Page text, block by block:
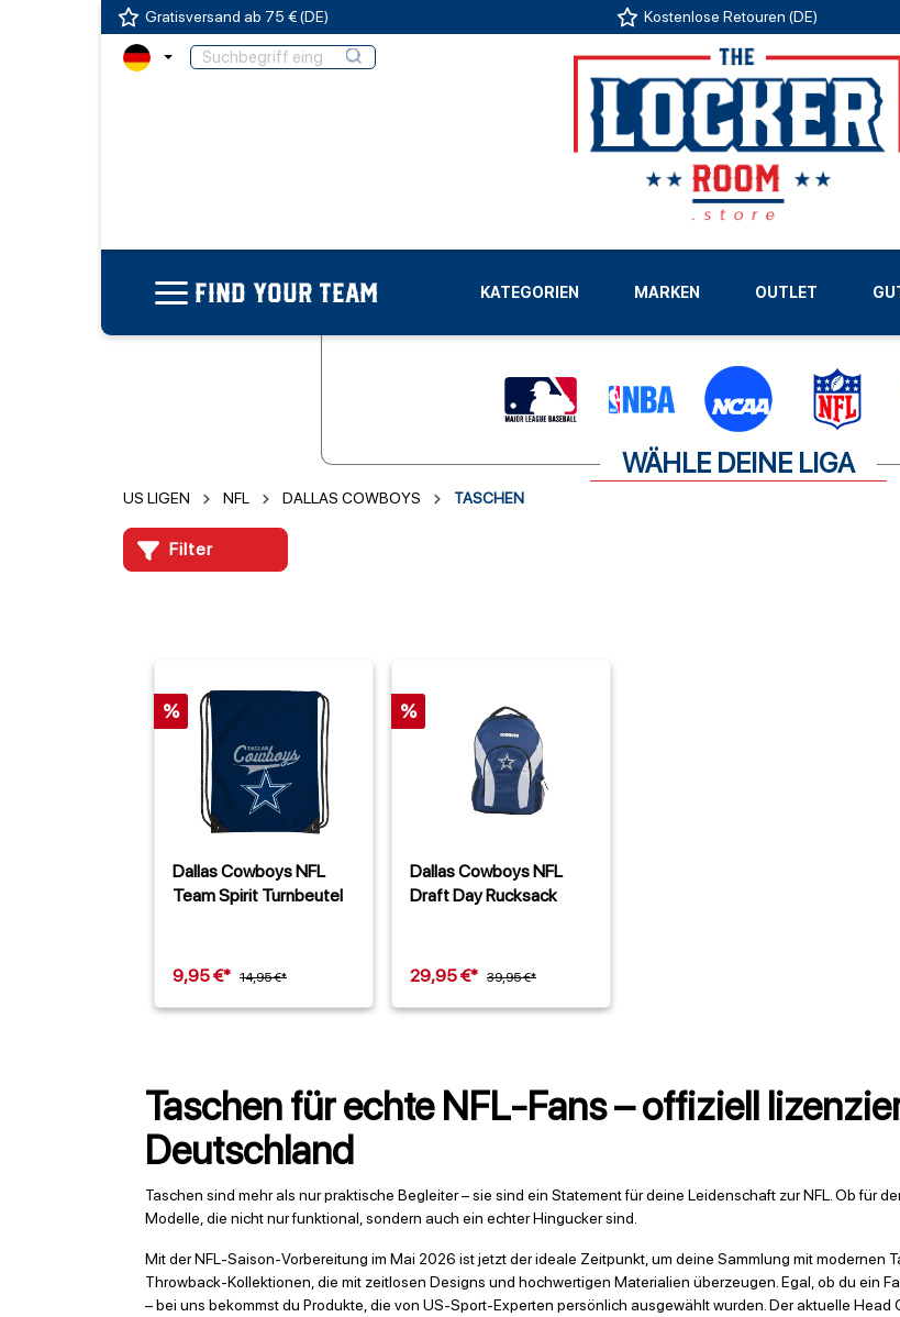
Gratisversand ab 75 € (DE) Kostenlose Retouren (DE)
FIND YOUR TEAM KATEGORIEN MARKEN
LIGEN
OUTLET
WÄHLE DEINE LIGA
US LIGEN NFL DALLAS COWBOYS TASCHEN
Filter
%
Dallas Cowboys NFL
Team Spirit Turnbeutel
9,95 €* 14,95 €*
%
Dallas Cowboys NFL
Draft Day Rucksack
29,95 €* 39,95 €*
Taschen für echte NFL-Fans – offiziell
Deutschland
Taschen sind mehr als nur praktische Begleiter – sie sind ein Statement für deine Leidenschaft zur NFL. Ob für
Modelle, die nicht nur funktional, sondern auch ein echter Hingucker sind.
Mit der NFL-Saison-Vorbereitung im Mai 2026 ist jetzt der ideale Zeitpunkt, um deine Sammlung mit modernen
Throwback-Kollektionen, die mit zeitlosen Designs und hochwertigen Materialien überzeugen. Egal, ob du ein
– bei uns bekommst du Produkte, die von US-Sport-Experten persönlich ausgewählt wurden. Der aktuelle